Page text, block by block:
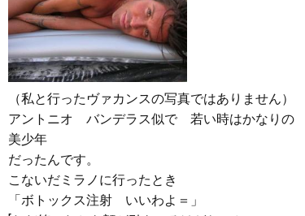
（私と行ったヴァカンスの写真ではありません）
アントニオ バンデラス似で 若い時はかなりの
美少年
だったんです。
こないだミラノに行ったとき
「ボトックス注射 いいわよ＝」